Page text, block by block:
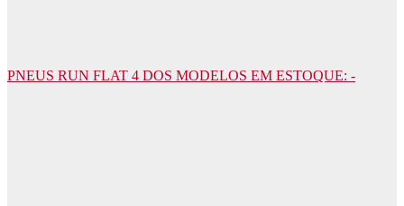
PNEUS RUN FLAT 4 DOS MODELOS EM ESTOQUE: -